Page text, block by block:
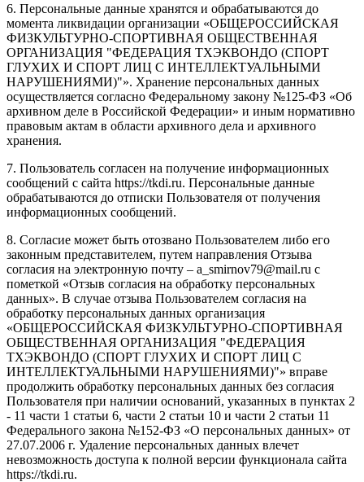
6. Персональные данные хранятся и обрабатываются до
момента ликвидации организации «ОБЩЕРОССИЙСКАЯ
ФИЗКУЛЬТУРНО-СПОРТИВНАЯ ОБЩЕСТВЕННАЯ
ОРГАНИЗАЦИЯ "ФЕДЕРАЦИЯ ТХЭКВОНДО (СПОРТ
ГЛУХИХ И СПОРТ ЛИЦ С ИНТЕЛЛЕКТУАЛЬНЫМИ
НАРУШЕНИЯМИ)"». Хранение персональных данных
осуществляется согласно Федеральному закону №125-ФЗ «Об
архивном деле в Российской Федерации» и иным нормативно
правовым актам в области архивного дела и архивного
хранения.
7. Пользователь согласен на получение информационных
сообщений с сайта https://tkdi.ru. Персональные данные
обрабатываются до отписки Пользователя от получения
информационных сообщений.
8. Согласие может быть отозвано Пользователем либо его
законным представителем, путем направления Отзыва
согласия на электронную почту – a_smirnov79@mail.ru с
пометкой «Отзыв согласия на обработку персональных
данных». В случае отзыва Пользователем согласия на
обработку персональных данных организация
«ОБЩЕРОССИЙСКАЯ ФИЗКУЛЬТУРНО-СПОРТИВНАЯ
ОБЩЕСТВЕННАЯ ОРГАНИЗАЦИЯ "ФЕДЕРАЦИЯ
ТХЭКВОНДО (СПОРТ ГЛУХИХ И СПОРТ ЛИЦ С
ИНТЕЛЛЕКТУАЛЬНЫМИ НАРУШЕНИЯМИ)"» вправе
продолжить обработку персональных данных без согласия
Пользователя при наличии оснований, указанных в пунктах 2
- 11 части 1 статьи 6, части 2 статьи 10 и части 2 статьи 11
Федерального закона №152-ФЗ «О персональных данных» от
27.07.2006 г. Удаление персональных данных влечет
невозможность доступа к полной версии функционала сайта
https://tkdi.ru.